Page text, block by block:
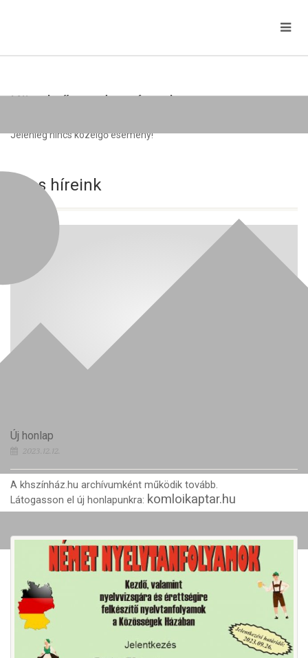
Közelgő rendezvények
Jelenleg nincs közelgő esemény!
Friss híreink
Új honlap
2023.12.12.
A khszínház.hu archívumként működik tovább.
Látogasson el új honlapunkra: komloikaptar.hu